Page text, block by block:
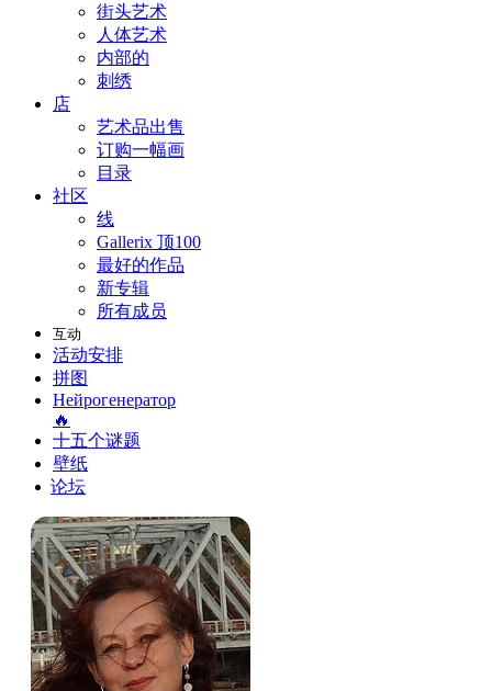
街头艺术
人体艺术
内部的
刺绣
店
艺术品出售
订购一幅画
目录
社区
线
Gallerix 顶100
最好的作品
新专辑
所有成员
互动
活动安排
拼图
Нейрогенератор
🔥
十五个谜题
壁纸
论坛